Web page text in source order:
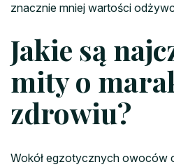
znacznie mniej wartości
Jakie są
mity o
zdrowiu?
Wokół egzotycznych owoców